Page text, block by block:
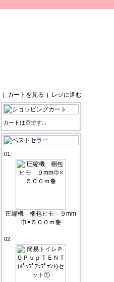
| カートを見る | レジに進む
カートは空です...
01.
圧縮機 梱包ヒモ ９mm
巾×５００ｍ巻
02.